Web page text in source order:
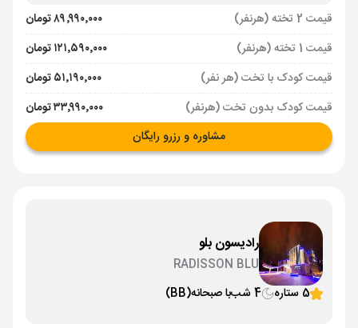
قیمت 2 تخته (هرنفر)
۸۹٬۹۹۰٬۰۰۰ تومان
قیمت 1 تخته (هرنفر)
۱۲۱٬۵۹۰٬۰۰۰ تومان
قیمت کودک با تخت (هر نفر)
۵۱٬۱۹۰٬۰۰۰ تومان
قیمت کودک بدون تخت (هرنفر)
۳۳٬۹۹۰٬۰۰۰ تومان
مشاوره و رزرو رایگان
رادیسون بلو
RADISSON BLU
5 ستاره
4 شب با صبحانه(BB)